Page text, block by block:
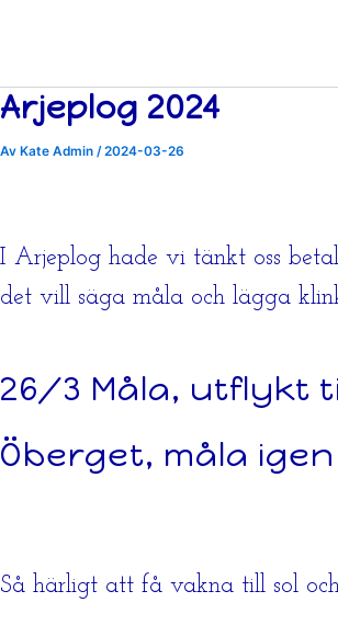
Arjeplog 2024
Av Kate Admin /2024-03-26
I Arjeplog hade vi tänkt oss
det vill säga måla och lägga
26/3 Måla, utflykt
Öberget, måla igen
Så härligt att få vakna till sol